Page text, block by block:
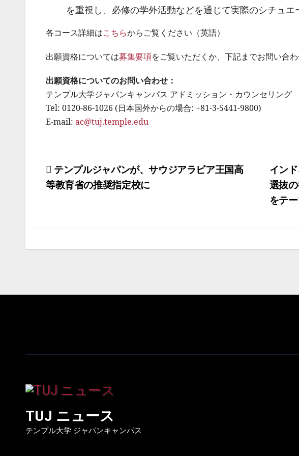
を重視し、必修の学外活動などを通じて実際のシチュエ
各コース詳細はこちらからご覧ください（英語）
出願資格については募集要項をご覧いただくか、下記までお問い合
出願資格についてのお問い合わせ：
テンプル大学ジャパンキャンパス アドミッション・カウンセリング
Tel: 0120-86-1026 (日本国外からの場合: +81-3-5441-9800)
E-mail: ac@tuj.temple.edu
投
稿
ゲ
ョ
イン
選抜
をテ
テンプルジャパンが、サウジアラビア王国高
等教育省の推奨指定校に
TUJ ニュース
テンプル大学 ジャパンキャンパス